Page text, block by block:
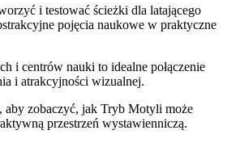
i testować ścieżki dla latającego
pojęcia naukowe w praktyczne
i centrów nauki to idealne połączenie
i atrakcyjności wizualnej.
aby zobaczyć, jak Tryb Motyli może
przestrzeń wystawienniczą.